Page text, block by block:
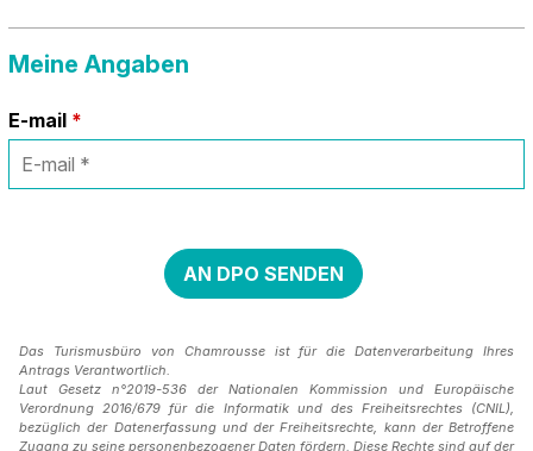
Meine Angaben
E-mail *
Das Turismusbüro von Chamrousse ist für die Datenverarbeitung Ihres
Antrags Verantwortlich.
Laut Gesetz n°2019-536 der Nationalen Kommission und Europäische
Verordnung 2016/679 für die Informatik und des Freiheitsrechtes (CNIL),
bezüglich der Datenerfassung und der Freiheitsrechte, kann der Betroffene
Zugang zu seine personenbezogener Daten fördern. Diese Rechte sind auf der